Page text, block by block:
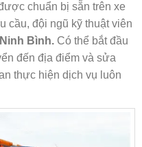
chuẩn bị sẵn trên xe
cầu, đội ngũ kỹ thuật viên
Bình.Có thể bắt đầu
đến địa điểm và sửa
thực hiện dịch vụ luôn